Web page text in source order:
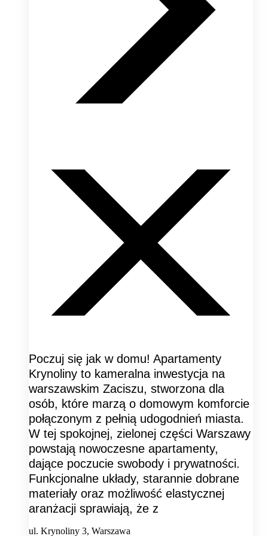
Poczuj się jak w domu! Apartamenty
Krynoliny to kameralna inwestycja na
warszawskim Zaciszu, stworzona dla
osób, które marzą o domowym komforcie
połączonym z pełnią udogodnień miasta.
W tej spokojnej, zielonej części Warszawy
powstają nowoczesne apartamenty,
dające poczucie swobody i prywatności.
Funkcjonalne układy, starannie dobrane
materiały oraz możliwość elastycznej
aranżacji sprawiają, że z
ul. Krynoliny 3, Warszawa